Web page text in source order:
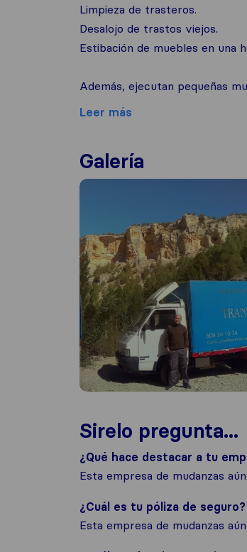
Limpieza de trasteros.
Desalojo de trastos viejos.
Estibación de muebles en una
Además, ejecutan pequeñas
Leer más
Galería
Sirelo pregunta...
¿Qué hace destacar a tu
Esta empresa de mudanzas
¿Cuál es tu póliza de
Esta empresa de mudanzas